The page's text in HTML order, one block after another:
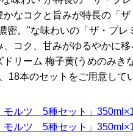
かなコクと旨みが特長の「
密。"な味わいの「ザ・プ
、コク、甘みがゆるやかに
リーム 梅子黄(うめのみき
18本のセットをご用意して
モルツ 5種セット」
モルツ 5種セット」